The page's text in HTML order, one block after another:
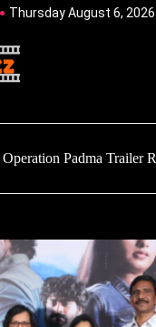
Thursday August 6, 2026
Operation Padma Trailer